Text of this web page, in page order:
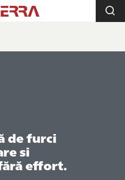
de furci
si
effort.